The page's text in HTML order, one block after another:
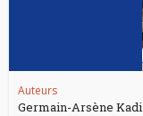
Auteurs
Germain-Arsène Kadi